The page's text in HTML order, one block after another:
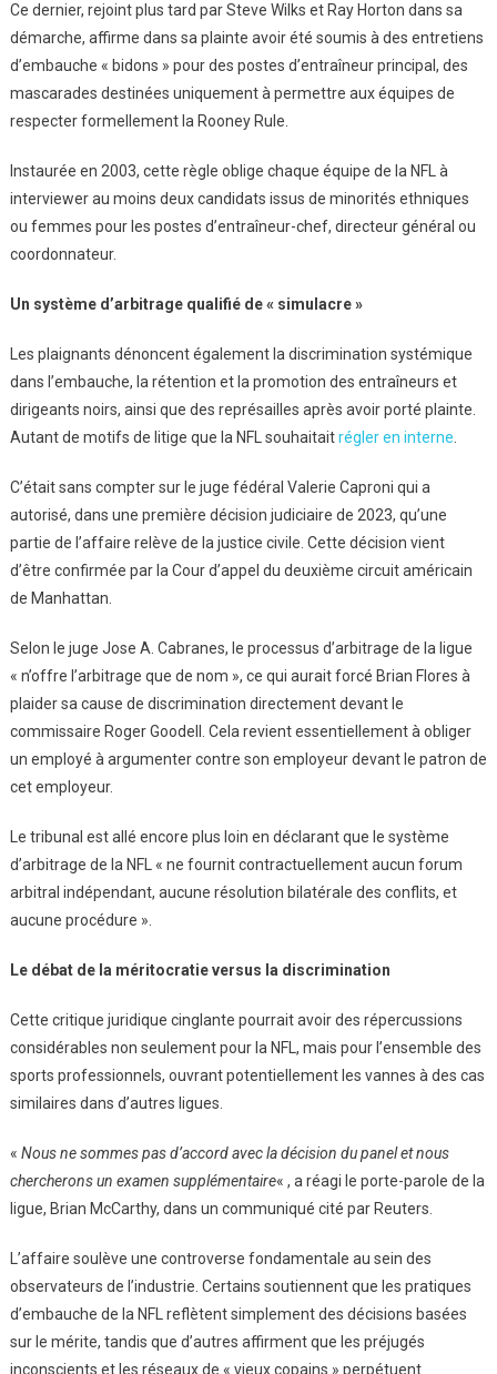
Ce dernier, rejoint plus tard par Steve Wilks et Ray Horton dans sa
démarche, affirme dans sa plainte avoir été soumis à des entretiens
d’embauche « bidons » pour des postes d’entraîneur principal, des
mascarades destinées uniquement à permettre aux équipes de
respecter formellement la Rooney Rule.
Instaurée en 2003, cette règle oblige chaque équipe de la NFL à
interviewer au moins deux candidats issus de minorités ethniques
ou femmes pour les postes d’entraîneur-chef, directeur général ou
coordonnateur.
Un système d’arbitrage qualifié de « simulacre »
Les plaignants dénoncent également la discrimination systémique
dans l’embauche, la rétention et la promotion des entraîneurs et
dirigeants noirs, ainsi que des représailles après avoir porté plainte.
Autant de motifs de litige que la NFL souhaitaitrégler en interne
C’était sans compter sur le juge fédéral Valerie Caproni qui a
autorisé, dans une première décision judiciaire de 2023, qu’une
partie de l’affaire relève de la justice civile. Cette décision vient
d’être confirmée par la Cour d’appel du deuxième circuit américain
de Manhattan.
Selon le juge Jose A. Cabranes, le processus d’arbitrage de la ligue
« n’offre l’arbitrage que de nom », ce qui aurait forcé Brian Flores à
plaider sa cause de discrimination directement devant le
commissaire Roger Goodell. Cela revient essentiellement à obliger
un employé à argumenter contre son employeur devant le patron de
cet employeur.
Le tribunal est allé encore plus loin en déclarant que le système
d’arbitrage de la NFL « ne fournit contractuellement aucun forum
arbitral indépendant, aucune résolution bilatérale des conflits, et
aucune procédure ».
Le débat de la méritocratie versus la discrimination
Cette critique juridique cinglante pourrait avoir des répercussions
considérables non seulement pour la NFL, mais pour l’ensemble des
sports professionnels, ouvrant potentiellement les vannes à des cas
similaires dans d’autres ligues.
« Nous ne sommes pas d’accord avec la décision du panel et nous
chercherons un examen supplémentaire« , a réagi le porte-parole de la
ligue, Brian McCarthy, dans un communiqué cité par Reuters.
L’affaire soulève une controverse fondamentale au sein des
observateurs de l’industrie. Certains soutiennent que les pratiques
d’embauche de la NFL reflètent simplement des décisions basées
sur le mérite, tandis que d’autres affirment que les préjugés
inconscients et les réseaux de « vieux copains » perpétuent